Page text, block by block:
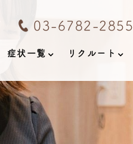
03-6782-2855
症状一覧 リクルート